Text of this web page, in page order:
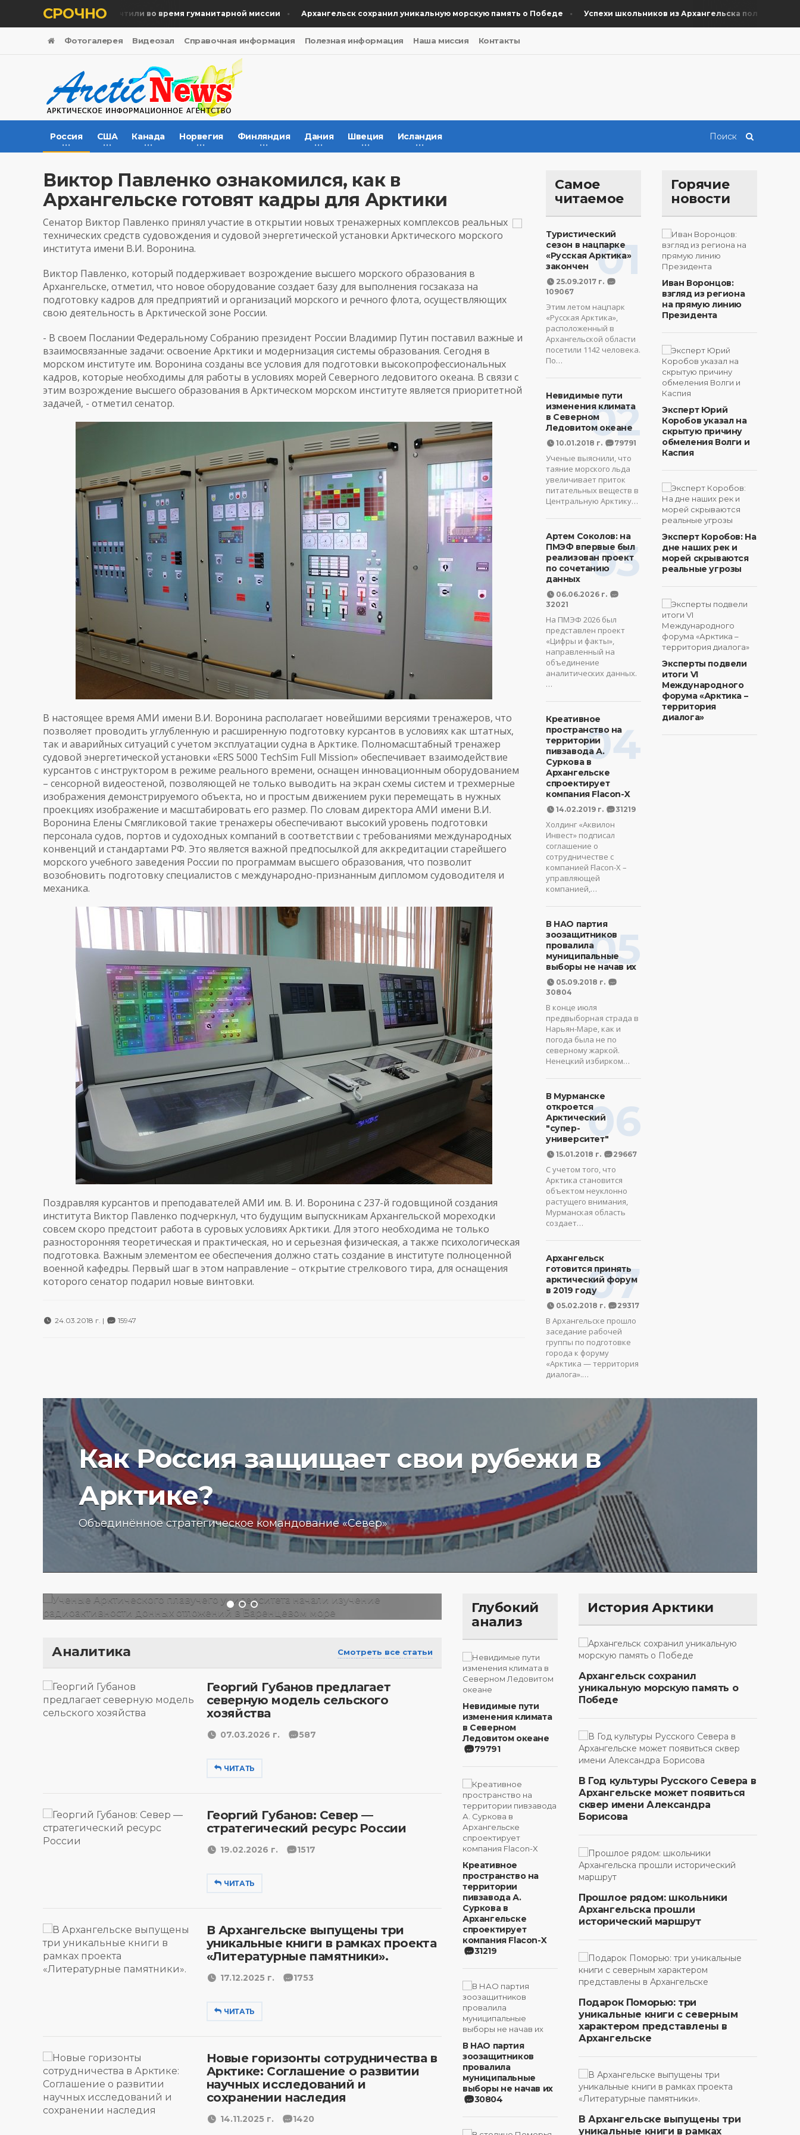
СРОЧНО
Память жертв почтили во время гуманитарной миссии Архангельск сохранил уникальную морскую память о Победе Успехи школьников из Архангельска получили
Фотогалерея Видеозал Справочная информация Полезная информация Наша миссия Контакты
Россия США Канада Норвегия Финляндия Дания Швеция Исландия
Виктор Павленко ознакомился, как в
Архангельске готовят кадры для Арктики
Сенатор Виктор Павленко принял участие в открытии новых тренажерных комплексов реальных
технических средств судовождения и судовой энергетической установки Арктического морского
института имени В.И. Воронина.
Виктор Павленко, который поддерживает возрождение высшего морского образования в
Архангельске, отметил, что новое оборудование создает базу для выполнения госзаказа на
подготовку кадров для предприятий и организаций морского и речного флота, осуществляющих
свою деятельность в Арктической зоне России.
- В своем Послании Федеральному Собранию президент России Владимир Путин поставил важные и
взаимосвязанные задачи: освоение Арктики и модернизация системы образования. Сегодня в
морском институте им. Воронина созданы все условия для подготовки высокопрофессиональных
кадров, которые необходимы для работы в условиях морей Северного ледовитого океана. В связи с
этим возрождение высшего образования в Арктическом морском институте является приоритетной
задачей, - отметил сенатор.
В настоящее время АМИ имени В.И. Воронина располагает новейшими версиями тренажеров, что
позволяет проводить углубленную и расширенную подготовку курсантов в условиях как штатных,
так и аварийных ситуаций с учетом эксплуатации судна в Арктике. Полномасштабный тренажер
судовой энергетической установки «ERS 5000 ТechSim Full Mission» обеспечивает взаимодействие
курсантов с инструктором в режиме реального времени, оснащен инновационным оборудованием
– сенсорной видеостеной, позволяющей не только выводить на экран схемы систем и трехмерные
изображения демонстрируемого объекта, но и простым движением руки перемещать в нужных
проекциях изображение и масштабировать его размер. По словам директора АМИ имени В.И.
Воронина Елены Смягликовой такие тренажеры обеспечивают высокий уровень подготовки
персонала судов, портов и судоходных компаний в соответствии с требованиями международных
конвенций и стандартами РФ. Это является важной предпосылкой для аккредитации старейшего
морского учебного заведения России по программам высшего образования, что позволит
возобновить подготовку специалистов с международно-признанным дипломом судоводителя и
механика.
Поздравляя курсантов и преподавателей АМИ им. В. И. Воронина с 237-й годовщиной создания
института Виктор Павленко подчеркнул, что будущим выпускникам Архангельской мореходки
совсем скоро предстоит работа в суровых условиях Арктики. Для этого необходима не только
разносторонняя теоретическая и практическая, но и серьезная физическая, а также психологическая
подготовка. Важным элементом ее обеспечения должно стать создание в институте полноценной
военной кафедры. Первый шаг в этом направление – открытие стрелкового тира, для оснащения
которого сенатор подарил новые винтовки.
24.03.2018 г. | 15947
Самое
читаемое
01
Туристический
сезон в нацпарке
«Русская Арктика»
закончен
25.09.2017 г.
109067
Этим летом нацпарк
«Русская Арктика»,
расположенный в
Архангельской области
посетили 1142 человека.
По…
02
Невидимые пути
изменения климата
в Северном
Ледовитом океане
10.01.2018 г. 79791
Ученые выяснили, что
таяние морского льда
увеличивает приток
питательных веществ в
Центральную Арктику…
03
Артем Соколов: на
ПМЭФ впервые был
реализован проект
по сочетанию
данных
06.06.2026 г.
32021
На ПМЭФ 2026 был
представлен проект
«Цифры и факты»,
направленный на
объединение
аналитических данных.
…
04
Креативное
пространство на
территории
пивзавода А.
Суркова в
Архангельске
спроектирует
компания Flacon-X
14.02.2019 г. 31219
Холдинг «Аквилон
Инвест» подписал
соглашение о
сотрудничестве с
компанией Flacon-X –
управляющей
компанией,…
05
В НАО партия
зоозащитников
провалила
муниципальные
выборы не начав их
05.09.2018 г.
30804
В конце июля
предвыборная страда в
Нарьян-Маре, как и
погода была не по
северному жаркой.
Ненецкий избирком…
06
В Мурманске
откроется
Арктический
"супер-
университет"
15.01.2018 г. 29667
С учетом того, что
Арктика становится
объектом неуклонно
растущего внимания,
Мурманская область
создает…
07
Архангельск
готовится принять
арктический форум
в 2019 году
05.02.2018 г. 29317
В Архангельске прошло
заседание рабочей
группы по подготовке
города к форуму
«Арктика — территория
диалога».…
Горячие
новости
Иван Воронцов:
взгляд из региона
на прямую линию
Президента
Эксперт Юрий
Коробов указал на
скрытую причину
обмеления Волги и
Каспия
Эксперт Коробов: На
дне наших рек и
морей скрываются
реальные угрозы
Эксперты подвели
итоги VI
Международного
форума «Арктика –
территория
диалога»
Как Россия защищает свои рубежи в
Арктике?
Объединённое стратегическое командование «Север»
Ученые Арктического плавучего
университета начали изучение
радиоактивности донных
отложений в Баренцевом море
Бизнесу вредят пустые
обещания: Юрий Коробов о
проблемах чрезмерного
кредитования в РФ
Аналитика Смотреть все статьи
Георгий Губанов предлагает
северную модель сельского
хозяйства
07.03.2026 г. 587
ЧИТАТЬ
Георгий Губанов: Север —
стратегический ресурс России
19.02.2026 г. 1517
ЧИТАТЬ
В Архангельске выпущены три
уникальные книги в рамках проекта
«Литературные памятники».
17.12.2025 г. 1753
ЧИТАТЬ
Новые горизонты сотрудничества в
Арктике: Соглашение о развитии
научных исследований и
сохранении наследия
14.11.2025 г. 1420
Глубокий
анализ
Невидимые пути
изменения климата
в Северном
Ледовитом океане
79791
Креативное
пространство на
территории
пивзавода А.
Суркова в
Архангельске
спроектирует
компания Flacon-X
31219
В НАО партия
зоозащитников
провалила
муниципальные
выборы не начав их
30804
История Арктики
Архангельск сохранил
уникальную морскую память о
Победе
В Год культуры Русского Севера в
Архангельске может появиться
сквер имени Александра
Борисова
Прошлое рядом: школьники
Архангельска прошли
исторический маршрут
Подарок Поморью: три
уникальные книги с северным
характером представлены в
Архангельске
В Архангельске выпущены три
уникальные книги в рамках